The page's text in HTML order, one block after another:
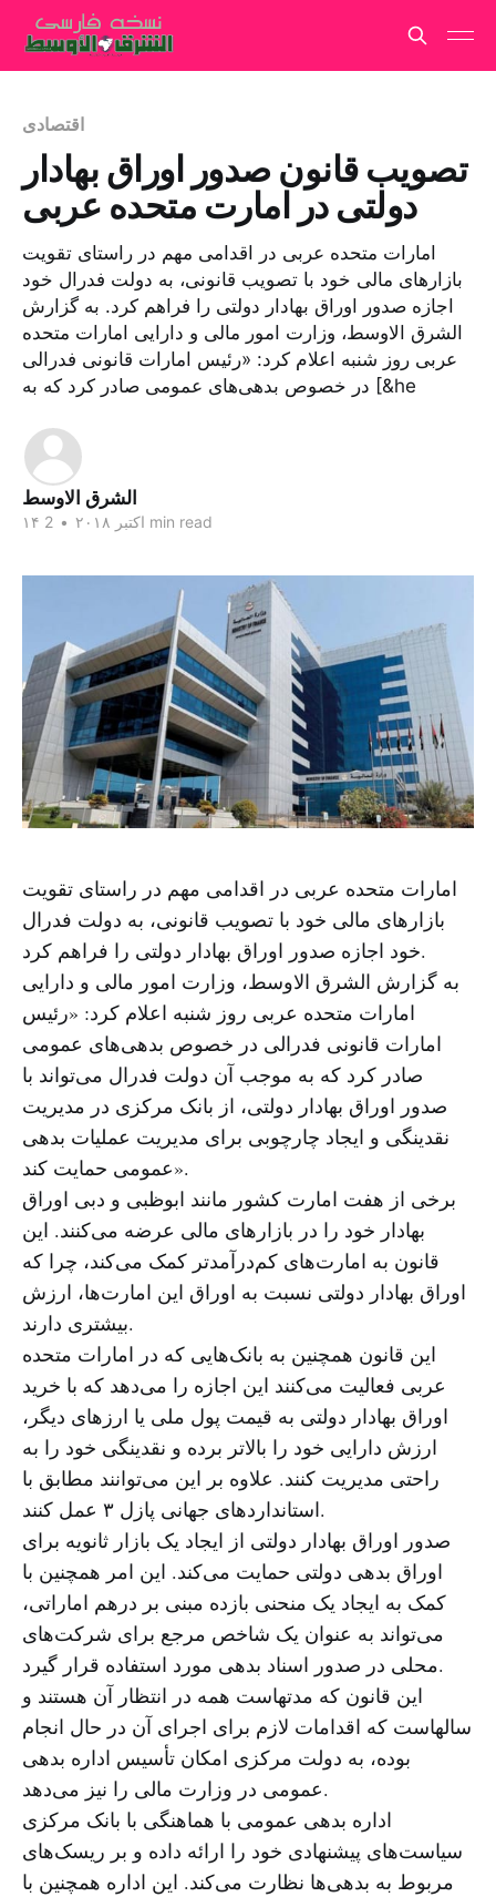
اقتصادی
تصویب قانون صدور اوراق بهادار
دولتی در امارت متحده عربی
امارات متحده عربی در اقدامی مهم در راستای تقویت
بازارهای مالی خود با تصویب قانونی، به دولت فدرال خود
اجازه صدور اوراق بهادار دولتی را فراهم کرد. به گزارش
الشرق الاوسط، وزارت امور مالی و دارایی امارات متحده
عربی روز شنبه اعلام کرد: «رئیس امارات قانونی فدرالی
در خصوص بدهی‌های عمومی صادر کرد که به [&he
الشرق الاوسط
۱۴ اکتبر ۲۰۱۸ • 2 min read
امارات متحده عربی در اقدامی مهم در راستای تقویت
بازارهای مالی خود با تصویب قانونی، به دولت فدرال
خود اجازه صدور اوراق بهادار دولتی را فراهم کرد.
به گزارش الشرق الاوسط، وزارت امور مالی و دارایی
امارات متحده عربی روز شنبه اعلام کرد: «رئیس
امارات قانونی فدرالی در خصوص بدهی‌های عمومی
صادر کرد که به موجب آن دولت فدرال می‌تواند با
صدور اوراق بهادار دولتی، از بانک مرکزی در مدیریت
نقدینگی و ایجاد چارچوبی برای مدیریت عملیات بدهی
عمومی حمایت کند».
برخی از هفت امارت کشور مانند ابوظبی و دبی اوراق
بهادار خود را در بازارهای مالی عرضه می‌کنند. این
قانون به امارت‌های کم‌درآمدتر کمک می‌کند، چرا که
اوراق بهادار دولتی نسبت به اوراق این امارت‌ها، ارزش
بیشتری دارند.
این قانون همچنین به بانک‌هایی که در امارات متحده
عربی فعالیت می‌کنند این اجازه را می‌دهد که با خرید
اوراق بهادار دولتی به قیمت پول ملی یا ارزهای دیگر،
ارزش دارایی خود را بالاتر برده و نقدینگی خود را به
راحتی مدیریت کنند. علاوه بر این می‌توانند مطابق با
استانداردهای جهانی پازل ۳ عمل کنند.
صدور اوراق بهادار دولتی از ایجاد یک بازار ثانویه برای
اوراق بدهی دولتی حمایت می‌کند. این امر همچنین با
کمک به ایجاد یک منحنی بازده مبنی بر درهم اماراتی،
می‌تواند به عنوان یک شاخص مرجع برای شرکت‌های
محلی در صدور اسناد بدهی مورد استفاده قرار گیرد.
این قانون که مدتهاست همه در انتظار آن هستند و
سالهاست که اقدامات لازم برای اجرای آن در حال انجام
بوده، به دولت مرکزی امکان تأسیس اداره بدهی
عمومی در وزارت مالی را نیز می‌دهد.
اداره بدهی عمومی با هماهنگی با بانک مرکزی
سیاست‌های پیشنهادی خود را ارائه داده و بر ریسک‌های
مربوط به بدهی‌ها نظارت می‌کند. این اداره همچنین با